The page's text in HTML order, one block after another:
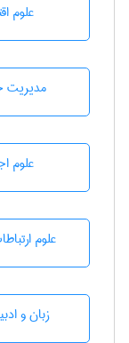
علوم
مديريت
علوم
علوم
زبان و